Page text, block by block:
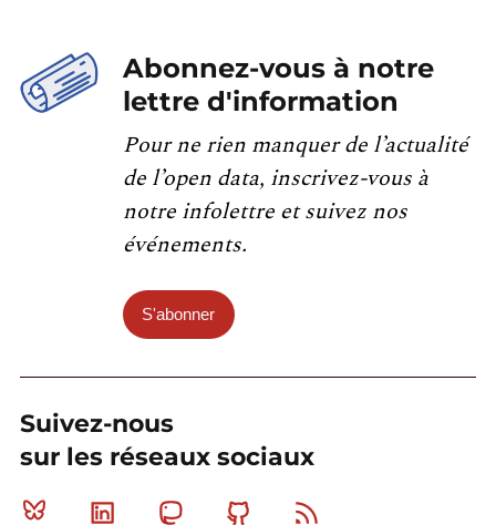
Abonnez-vous à notre
lettre d'information
Pour ne rien manquer de l’actualité
de l’open data, inscrivez-vous à
notre infolettre et suivez nos
événements.
S'abonner
Suivez-nous
sur les réseaux sociaux
Bluesky Linkedin MastodonGithub